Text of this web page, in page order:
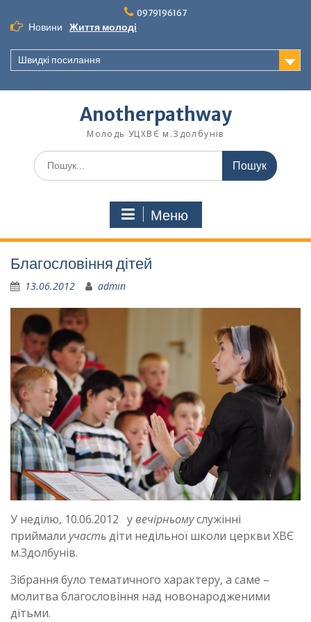
до
вмісту
0979196167
Новини Життя молоді
Швидкі посилання
Anotherpathway
Молодь УЦХВЄ м.Здолбунів
Шукати:
Меню
Благословіння дітей
13.06.2012 admin
У неділю, 10.06.2012 увечірньомуслужінні
приймали участьдіти недільної школи церкви ХВЄ
м.Здолбунів.
Зібрання було тематичного характеру, а саме –
молитва благословіння над новонародженими
дітьми.